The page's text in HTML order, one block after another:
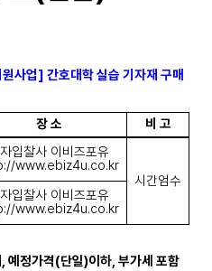
사업] 간호대학 실습 기자재 구매
장 소 비 고
입찰사 이비즈포유
www.ebiz4u.co.kr
시간엄수
입찰사 이비즈포유
www.ebiz4u.co.kr
, 예정가격(단일)이하, 부가세 포함